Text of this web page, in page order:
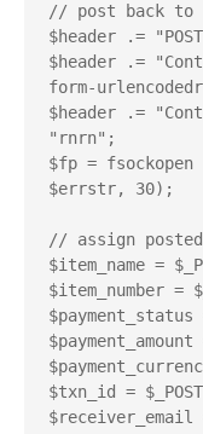
// post back to
$header .=
$header .=
form-
$header .=
"rnrn";
$fp =
$errstr, 30);
// assign
$item_name =
$item_number =
$txn_id =
$receiver_email